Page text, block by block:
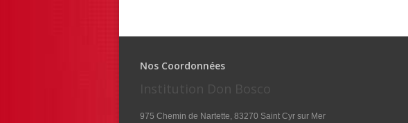
Nos Coordonnées
Institution Don Bosco
975 Chemin de Nartette, 83270 Saint Cyr sur Mer